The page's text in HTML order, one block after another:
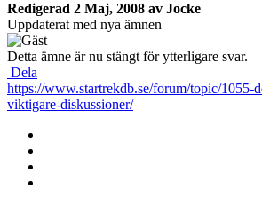
Redigerad 2 Maj, 2008 av Jocke
Uppdaterat med nya ämnen
Detta ämne är nu stängt för ytterligare svar.
Dela
https://www.startrekdb.se/forum/topic/1055-
viktigare-diskussioner/